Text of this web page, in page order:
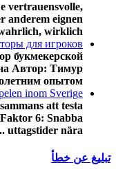
vertrauensvolle,
anderem eignen
wirklich ...
для игроков
букмекерской
Автор: Тимур
опытом ...
inom Sverige
att testa
6: Snabba
uttagstider nära ...
تبليغ عن خطأ